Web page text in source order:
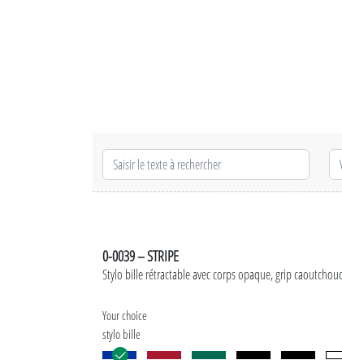
0-0039 – STRIPE
Stylo bille rétractable avec corps opaque, grip
Your choice
stylo bille